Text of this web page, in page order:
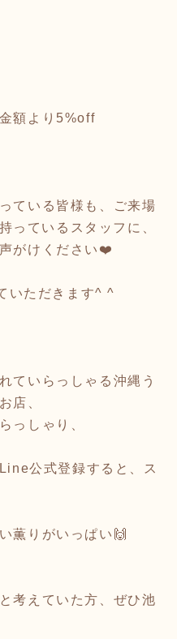
額より5%off
ている皆様も、ご来場
っているスタッフに、
がけください❤️
いただきます^ ^
ていらっしゃる沖縄う
店、
っしゃり、
公式登録すると、ス
薫りがいっぱい🙌
考えていた方、ぜひ池